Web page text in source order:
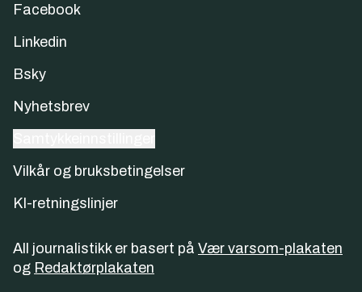
Facebook
Linkedin
Bsky
Nyhetsbrev
Vilkår og bruksbetingelser
KI-retningslinjer
All journalistikk er basert på Vær varsom-plakaten
og Redaktørplakaten